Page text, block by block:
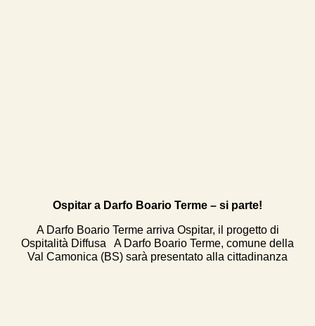
Ospitar a Darfo Boario Terme – si parte!
A Darfo Boario Terme arriva Ospitar, il progetto di
Ospitalità Diffusa A Darfo Boario Terme, comune della
Val Camonica (BS) sarà presentato alla cittadinanza